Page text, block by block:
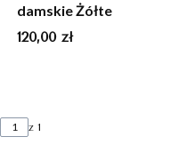
damskie Żółte
Cena
120,00 zł
z 1